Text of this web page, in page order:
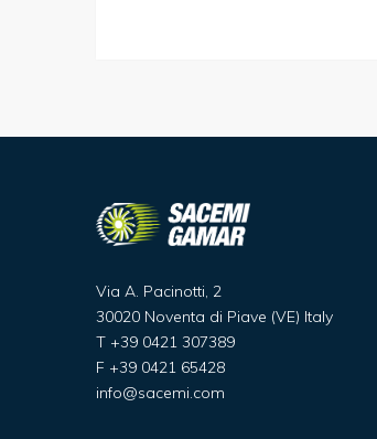
Via A. Pacinotti, 2
30020 Noventa di Piave (VE) Italy
T +39 0421 307389
F +39 0421 65428
info@sacemi.com